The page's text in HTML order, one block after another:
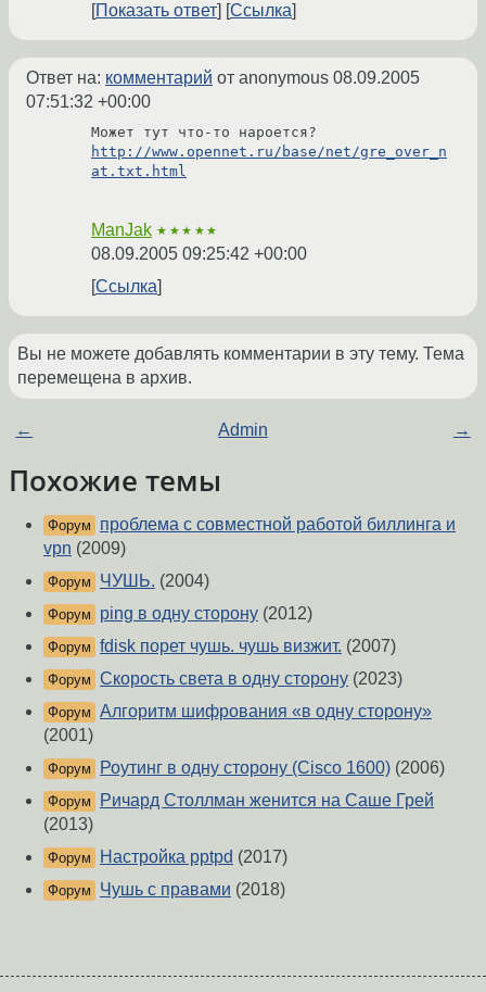
Показать ответ
Ссылка
Ответ на: комментарий от anonymous 08.09.2005
07:51:32 +00:00
http://www.opennet.ru/base/net/gre_over_n
at.txt.html
ManJak ★★★★★
08.09.2005 09:25:42 +00:00
Ссылка
Вы не можете добавлять комментарии в эту тему. Тема
перемещена в архив.
← Admin →
Похожие темы
Форум
проблема с совместной работой биллинга и
vpn (2009)
Форум ЧУШЬ. (2004)
Форум ping в одну сторону (2012)
Форум fdisk порет чушь. чушь визжит. (2007)
Форум Скорость света в одну сторону (2023)
Форум Алгоритм шифрования «в одну сторону»
(2001)
Форум Роутинг в одну сторону (Cisco 1600) (2006)
Форум
Ричард Столлман женится на Саше Грей
(2013)
Форум Настройка pptpd (2017)
Форум Чушь с правами (2018)